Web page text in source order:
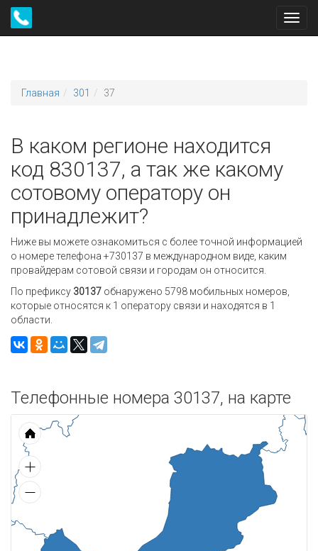
Главная 301 37
В каком регионе находится
код 830137, а так же какому
сотовому оператору он
принадлежит?
Ниже вы можете ознакомиться с более точной информацией
о номере телефона +730137 в международном виде, каким
провайдерам сотовой связи и городам он относится.
По префиксу 30137 обнаружено 5798 мобильных номеров,
которые относятся к 1 оператору связи и находятся в 1
области.
Телефонные номера 30137, на карте